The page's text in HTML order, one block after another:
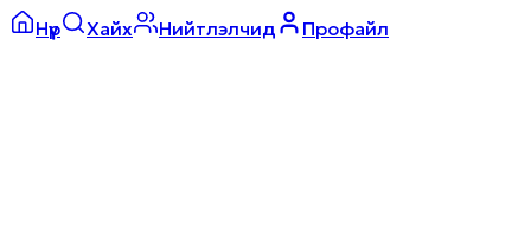
Нүүр Хайх Нийтлэлчид Профайл